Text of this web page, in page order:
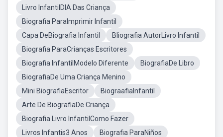
Livro InfantilDIA Das Criança
Biografia ParaImprimir Infantil
Capa DeBiografia Infantil
Bliografia AutorLivro Infantil
Biografia ParaCrianças Escritores
Biografia InfantilModelo Diferente
BiografiaDe Libro
BiografiaDe Uma Criança Menino
Mini BiografiaEscritor
BiograafiaInfantil
Arte De BiografiaDe Criança
Biografia Livro InfantilComo Fazer
Livros Infantis3 Anos
Biografia ParaNiños